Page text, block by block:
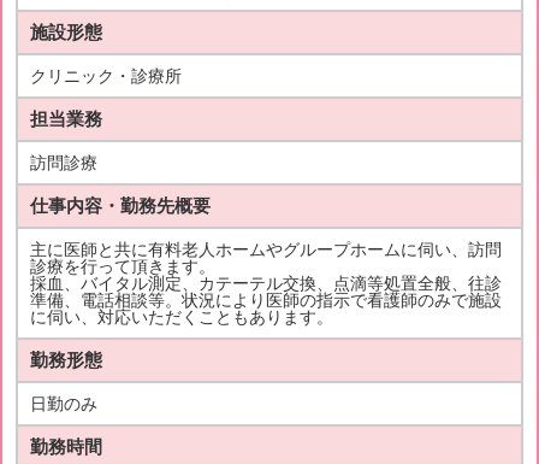
施設形態
クリニック・診療所
担当業務
訪問診療
仕事内容・勤務先概要
主に医師と共に有料老人ホームやグループホームに伺い、訪問
診療を行って頂きます。
採血、バイタル測定、カテーテル交換、点滴等処置全般、往診
準備、電話相談等。状況により医師の指示で看護師のみで施設
に伺い、対応いただくこともあります。
勤務形態
日勤のみ
勤務時間